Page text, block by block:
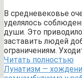
В средневековье
уделялось
души. Это
заставить людей
ограничениям.
Читать полностью
Лунатизм —